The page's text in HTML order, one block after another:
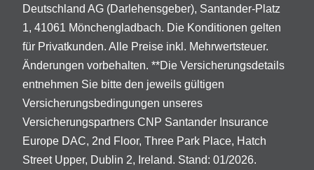
Deutschland AG (Darlehensgeber), Santander-Platz
1, 41061 Mönchengladbach. Die Konditionen gelten
für Privatkunden. Alle Preise inkl. Mehrwertsteuer.
Änderungen vorbehalten. **Die Versicherungsdetails
entnehmen Sie bitte den jeweils gültigen
Versicherungsbedingungen unseres
Versicherungspartners CNP Santander Insurance
Europe DAC, 2nd Floor, Three Park Place, Hatch
Street Upper, Dublin 2, Ireland. Stand: 01/2026.